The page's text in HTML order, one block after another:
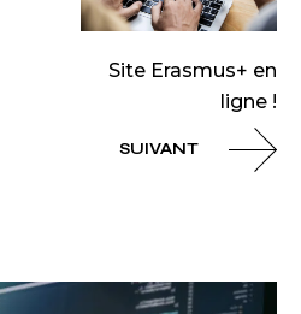
Site Erasmus+ en
ligne !
SUIVANT